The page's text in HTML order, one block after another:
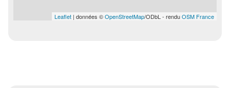
Leaflet | données ©OpenStreetMap/ODbL - renduOSM France